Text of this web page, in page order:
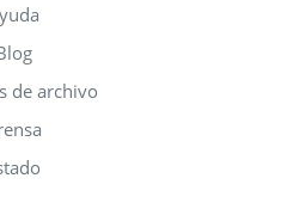
de archivo